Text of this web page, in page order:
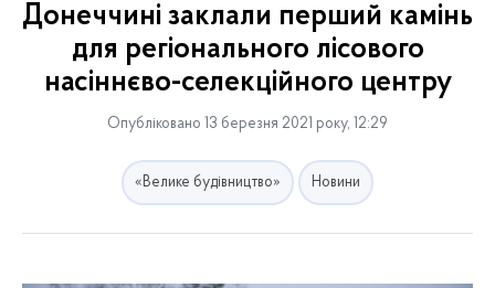
Донеччині заклали перший камінь
для регіонального лісового
насіннєво-селекційного центру
Опубліковано 13 березня 2021 року, 12:29
«Велике будівництво» Новини